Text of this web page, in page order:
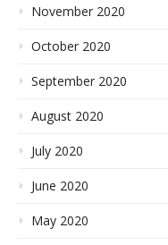
November 2020
October 2020
September 2020
August 2020
July 2020
June 2020
May 2020